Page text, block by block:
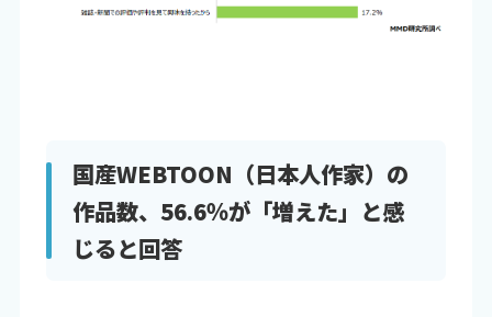
国産WEBTOON（日本人作家）の
作品数、56.6％が「増えた」と感
じると回答